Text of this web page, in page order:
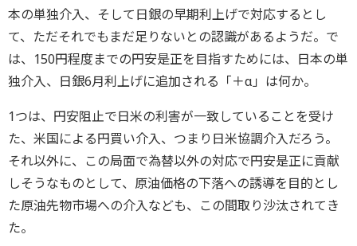
本の単独介入、そして日銀の早期利上げで対応するとし
て、ただそれでもまだ足りないとの認識があるようだ。で
は、150円程度までの円安是正を目指すためには、日本の単
独介入、日銀6月利上げに追加される「＋α」は何か。
1つは、円安阻止で日米の利害が一致していることを受け
た、米国による円買い介入、つまり日米協調介入だろう。
それ以外に、この局面で為替以外の対応で円安是正に貢献
しそうなものとして、原油価格の下落への誘導を目的とし
た原油先物市場への介入なども、この間取り沙汰されてき
た。